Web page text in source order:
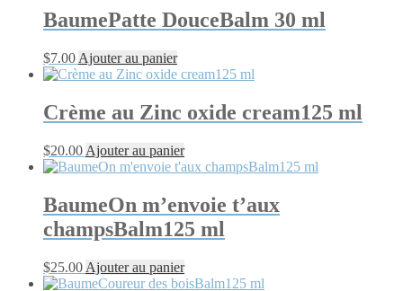
BaumePatte DouceBalm 30 ml
$7.00 Ajouter au panier
Crème au Zinc oxide cream125 ml
$20.00 Ajouter au panier
BaumeOn m’envoie t’aux
champsBalm125 ml
$25.00 Ajouter au panier